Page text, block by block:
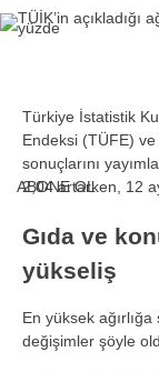
ABONE OL
Türkiye İstatistik
Endeksi (TÜFE)
sonuçlarını
2,04 artarken, 12
Gıda ve
yükseliş
En yüksek
değişimler şöyle